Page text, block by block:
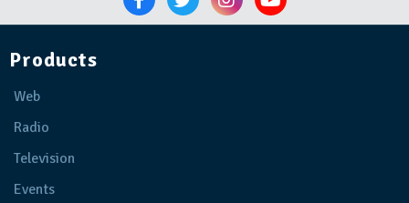
Products
Web
Radio
Television
Events